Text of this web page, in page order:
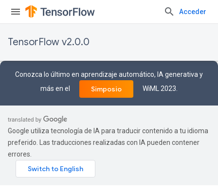
Acceder
TensorFlow v2.0.0
Conozca lo último en aprendizaje automático, IA generativa y
más en el
Simposio WiML 2023.
Google utiliza tecnología de IA para traducir contenido a tu idioma
preferido. Las traducciones realizadas con IA pueden contener
errores.